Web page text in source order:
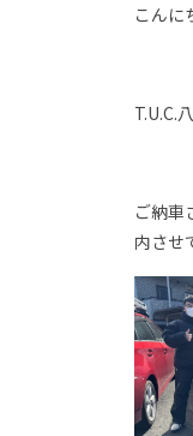
こんに
T.U.C.
ご納車
内させ